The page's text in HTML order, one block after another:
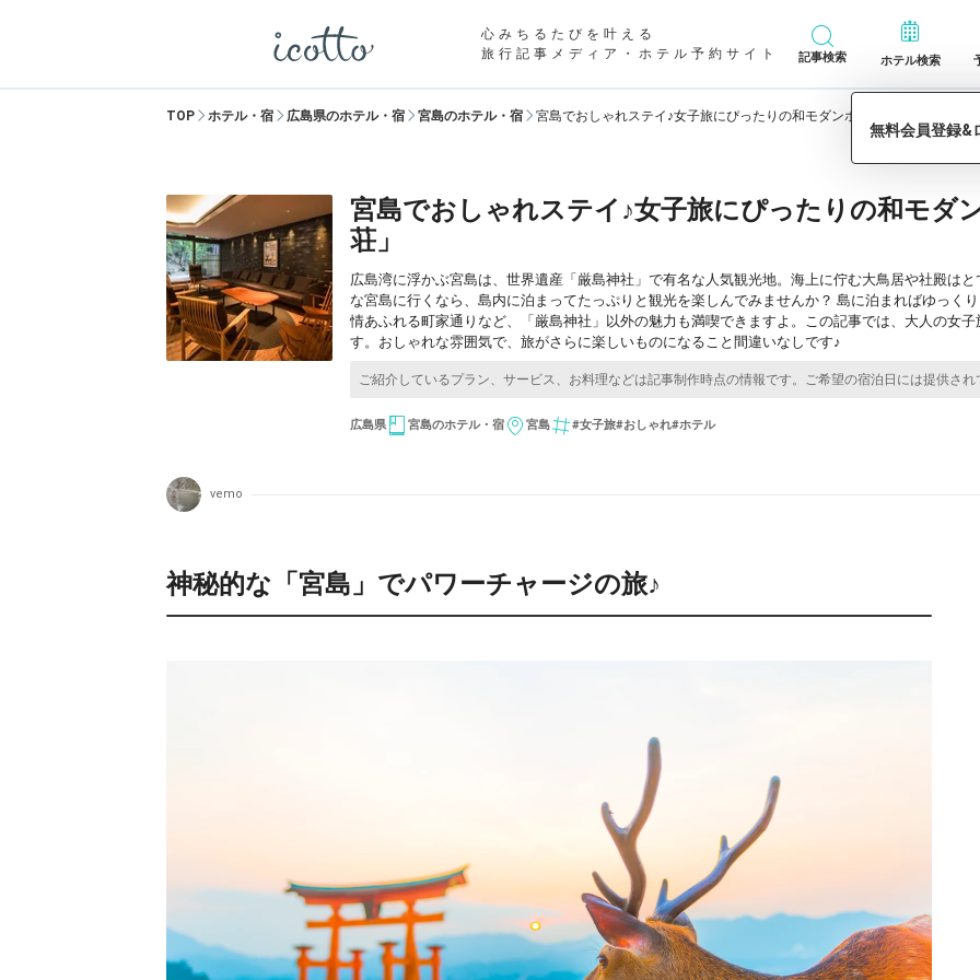
心みちるたびを叶える
旅行記事メディア・ホテル予約サイト
記事検索 ホテル検索
TOP ホテル・宿 広島県のホテル・宿 宮島のホテル・宿 宮島でおしゃれステイ♪女子旅にぴったりの和モダンホテル「ホテル宮島別
宮島でおしゃれステイ♪女子旅にぴったりの和モダ
荘」
広島湾に浮かぶ宮島は、世界遺産「厳島神社」で有名な人気観光地。海上に佇む大鳥居や社殿は
な宮島に行くなら、島内に泊まってたっぷりと観光を楽しんでみませんか？ 島に泊まればゆっく
情あふれる町家通りなど、「厳島神社」以外の魅力も満喫できますよ。この記事では、大人の女
す。おしゃれな雰囲気で、旅がさらに楽しいものになること間違いなしです♪
広島県 宮島のホテル・宿 宮島 #女子旅#おしゃれ#ホテル
vemo
神秘的な「宮島」でパワーチャージの旅♪